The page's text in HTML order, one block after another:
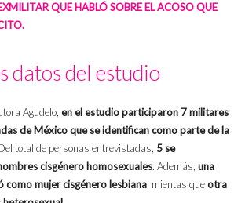
QUE HABLÓ SOBRE EL ACOSO QUE
datos del estudio
Agudelo, en el estudio participaron 7 militares
de México que se identifican como parte de la
total de personas entrevistadas, 5 se
cisgénero homosexuales. Además, una
como mujer cisgénero lesbiana, mientas queotra